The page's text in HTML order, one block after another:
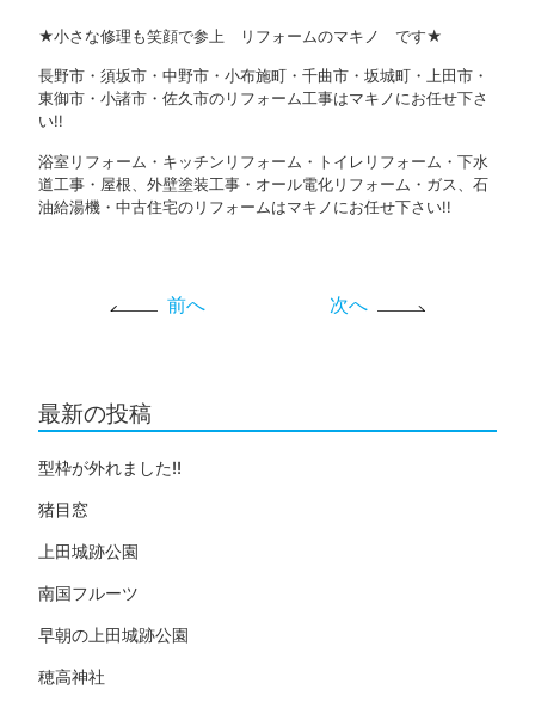
★小さな修理も笑顔で参上 リフォームのマキノ です★
長野市・須坂市・中野市・小布施町・千曲市・坂城町・上田市・
東御市・小諸市・佐久市のリフォーム工事はマキノにお任せ下さ
い!!
浴室リフォーム・キッチンリフォーム・トイレリフォーム・下水
道工事・屋根、外壁塗装工事・オール電化リフォーム・ガス、石
油給湯機・中古住宅のリフォームはマキノにお任せ下さい!!
前へ 次へ
最新の投稿
型枠が外れました!!
猪目窓
上田城跡公園
南国フルーツ
早朝の上田城跡公園
穂高神社